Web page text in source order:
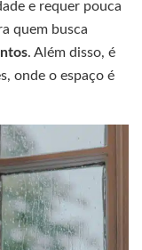
e requer pouca
quem busca
. Além disso, é
onde o espaço é